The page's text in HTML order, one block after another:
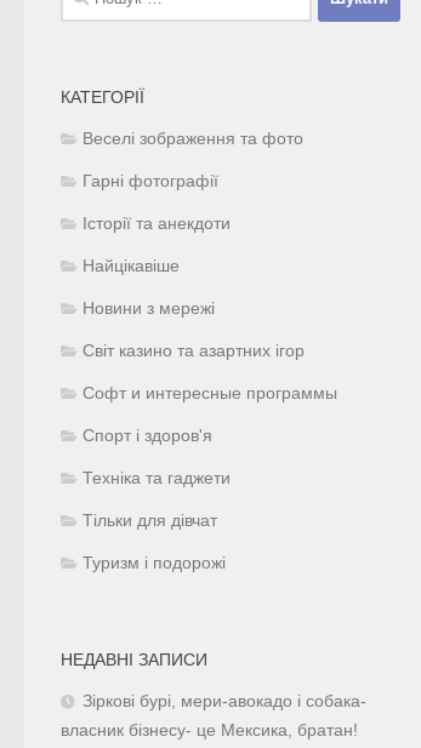
КАТЕГОРІЇ
Веселі зображення та фото
Гарні фотографії
Історії та анекдоти
Найцікавіше
Новини з мережі
Світ казино та азартних ігор
Софт и интересные программы
Спорт і здоров'я
Техніка та гаджети
Тільки для дівчат
Туризм і подорожі
НЕДАВНІ ЗАПИСИ
Зіркові бурі, мери-авокадо і собака-
власник бізнесу- це Мексика, братан!